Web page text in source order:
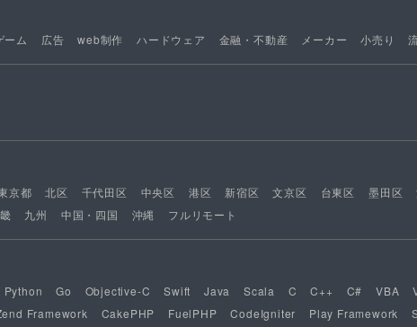
ーム 広告 web制作 ハードウェア 金融・不動産 メーカー 小売り
京都 北区 千代田区 中央区 港区 新宿区 文京区 台東区 墨田区
九州 中国・四国 沖縄 フルリモート
Python Go Objective-C Swift Java Scala C C++ C# VBA
Framework CakePHP FuelPHP CodeIgniter Play Framework